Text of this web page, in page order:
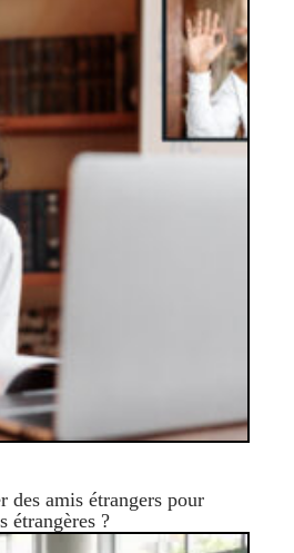
des amis étrangers pour
étrangères ?